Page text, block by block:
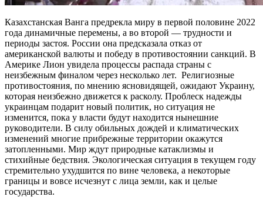
Казахстанская Ванга предрекла миру в первой половине 2022
года динамичные перемены, а во второй — трудности и
периоды застоя. России она предсказала отказ от
американской валюты и победу в противостоянии санкций. В
Америке Лион увидела процессы распада страны с
неизбежным финалом через несколько лет. Религиозные
противостояния, по мнению ясновидящей, ожидают Украину,
которая неизбежно движется к расколу. Проблеск надежды
украинцам подарит новый политик, но ситуация не
изменится, пока у власти будут находится нынешние
руководители. В силу обильных дождей и климатических
изменений многие прибрежные территории окажутся
затопленными. Мир ждут природные катаклизмы и
стихийные бедствия. Экологическая ситуация в текущем году
стремительно ухудшится по вине человека, а некоторые
границы и вовсе исчезнут с лица земли, как и целые
государства.